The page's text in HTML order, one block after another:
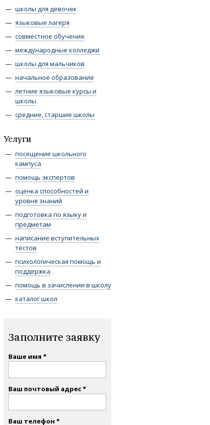
школы для девочек
языковые лагеря
совместное обучение
международные колледжи
школы для мальчиков
начальное образование
летние языковые курсы и
школы
средние, старшие школы
Услуги
посещение школьного
кампуса
помощь экспертов
оценка способностей и
уровня знаний
подготовка по языку и
предметам
написание вступительных
тестов
психологическая помощь и
поддержка
помощь в зачислении в школу
каталог школ
Заполните заявку
Ваше имя
Ваш почтовый адрес
Ваш телефон